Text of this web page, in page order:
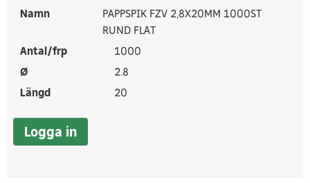
Namn
PAPPSPIK FZV 2,8X20MM 1000ST
RUND FLAT
Antal/frp
1000
Ø
2.8
Längd
20
Logga in